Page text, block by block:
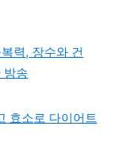
력, 장수와 건
방송
효소로 다이어트